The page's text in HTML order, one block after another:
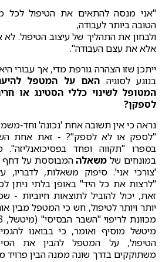
"אני מנסה להתאים את הטיפול לכל
הטובה ביותר לעבודה,
ולבחון את התהליך של עיצוב הטיפול.
אלא את עצם העבודה".
ייתכן שזו הצהרה גורפת מדי, אך עבורי
בנוגע לסוגיה האם על המטפל
המטופל לשינוי כללי הסטינג או
לספקן?
נראה כי אין תשובה אחת 'נכונה' וחד-
"לספק או לא לספק"? - זאת אחת
בספרו "תקווה ופחד
במונחים של משאלההמבוססת על
'צורכי אני'. סיפוק משאלות,
"לרצות את כל היד" באופן בלתי ניתן
זאת, יכול להוביל לתוצאות חיוביות -
יותר ויותר לטיפול, חש כי המטפל מבין
מיטשל מוסיף ואומר, כי בבואנו
הטיפול, על המטפל להבין את
משתוקקים בדרך שונה ממנה הבין פרויד